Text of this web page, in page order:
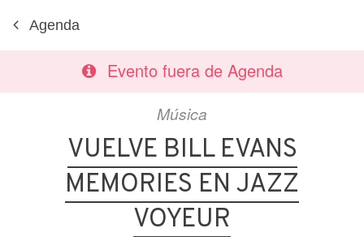
Agenda
Evento fuera de Agenda
Música
VUELVE BILL EVANS
MEMORIES EN JAZZ
VOYEUR